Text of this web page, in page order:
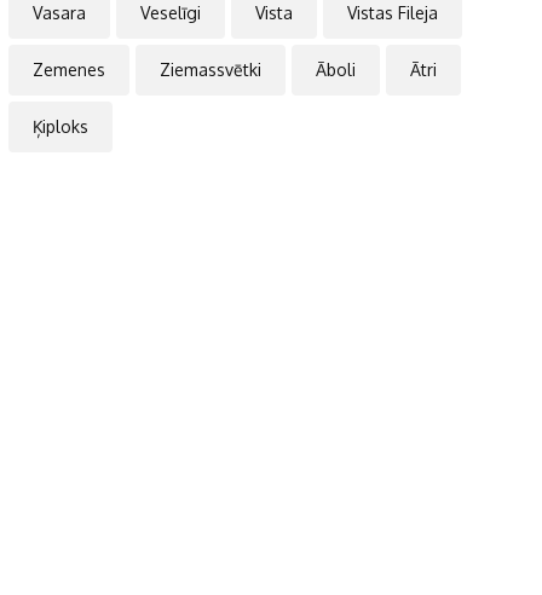
Vasara Veselīgi Vista Vistas Fileja
Zemenes Ziemassvētki Āboli Ātri
Ķiploks